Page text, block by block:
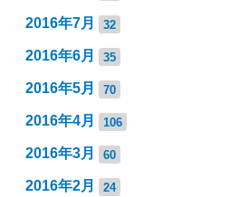
2016年7月 32
2016年6月 35
2016年5月 70
2016年4月 106
2016年3月 60
2016年2月 24